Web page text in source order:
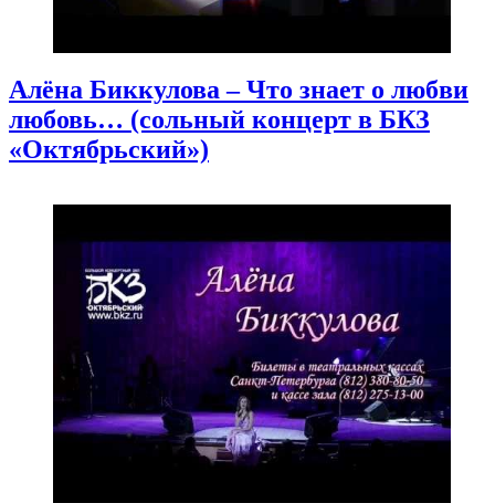
Алёна Биккулова – Что знает о любви
любовь… (сольный концерт в БКЗ
«Октябрьский»)